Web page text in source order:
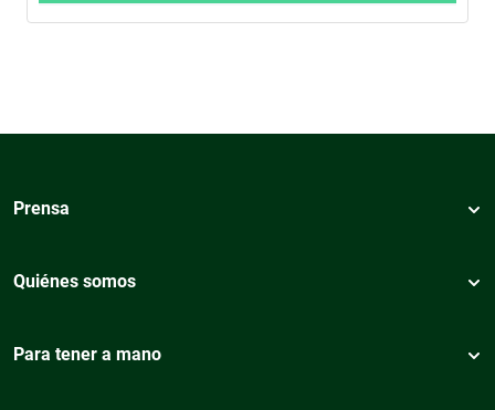
Prensa
Quiénes somos
Para tener a mano